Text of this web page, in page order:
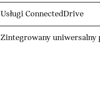
Usługi ConnectedDrive
Zintegrowany uniwersalny